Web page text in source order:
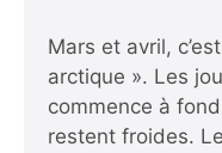
Mars et avril,
arctique ». Les
commence à
restent froides.